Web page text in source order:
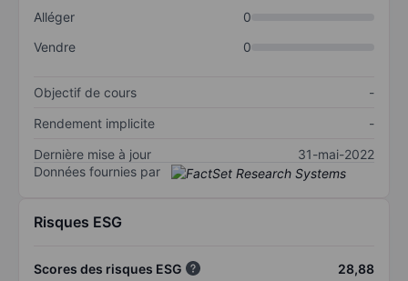
Alléger
0
Vendre
0
Objectif de cours
-
Rendement implicite
-
Dernière mise à jour
31-mai-2022
Données fournies par
Risques ESG
Scores des risques ESG
28,88